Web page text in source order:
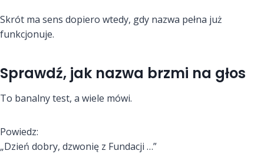
Skrót ma sens dopiero wtedy, gdy nazwa pełna już
funkcjonuje.
Sprawdź, jak nazwa brzmi na głos
To banalny test, a wiele mówi.
Powiedz:
„Dzień dobry, dzwonię z Fundacji …”